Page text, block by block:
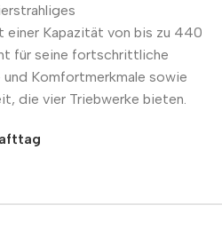
einer Kapazität von bis zu 440
für seine fortschrittliche
Komfortmerkmale sowie
die vier Triebwerke bieten.